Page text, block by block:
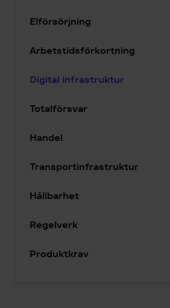
Elförsörjning
Arbetstidsförkortning
Digital infrastruktur
Totalförsvar
Handel
Transportinfrastruktur
Hållbarhet
Regelverk
Produktkrav